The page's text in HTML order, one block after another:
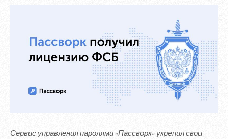
Сервис управления паролями «Пассворк» укрепил свои